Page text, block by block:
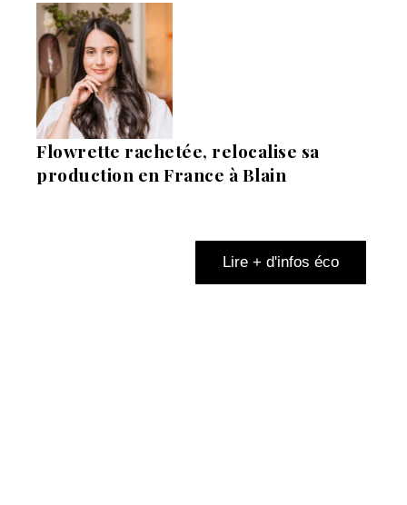
Flowrette rachetée, relocalise sa
production en France à Blain
Lire + d'infos éco